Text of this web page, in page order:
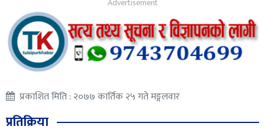
प्रकाशित मिति : २०७७ कार्तिक २५ गते मङ्गलवार
प्रतिक्रिया